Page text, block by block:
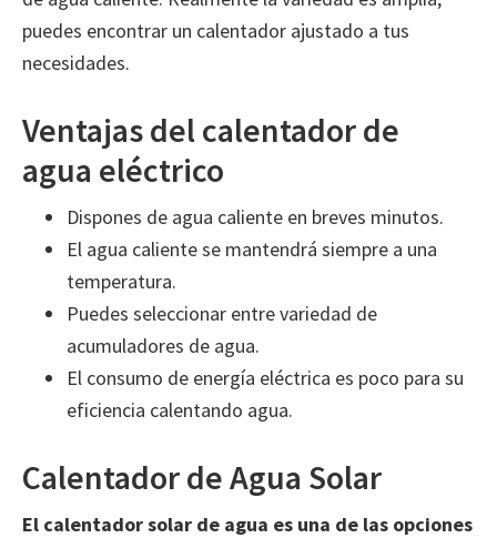
puedes encontrar un calentador ajustado a tus
necesidades.
Ventajas del calentador de
agua eléctrico
Dispones de agua caliente en breves minutos.
El agua caliente se mantendrá siempre a una
temperatura.
Puedes seleccionar entre variedad de
acumuladores de agua.
El consumo de energía eléctrica es poco para su
eficiencia calentando agua.
Calentador de Agua Solar
El calentador solar de agua es una de las opciones